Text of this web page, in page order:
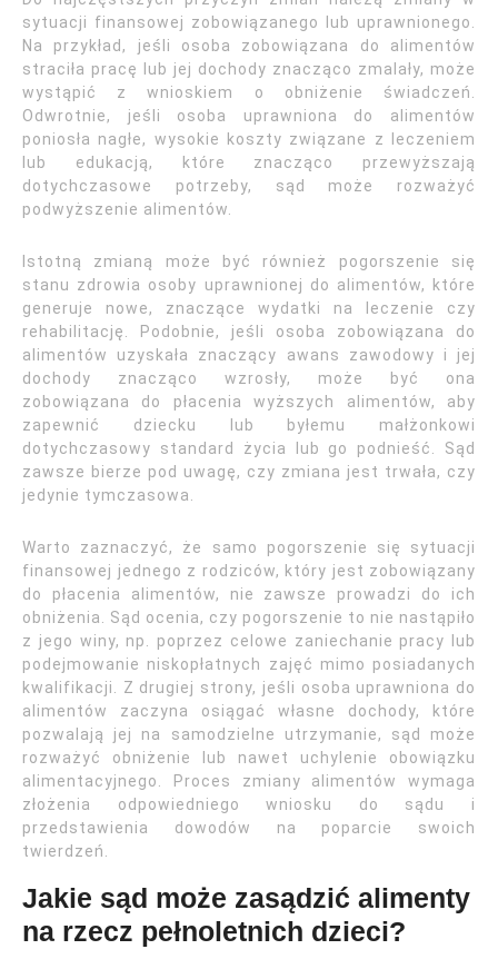
sytuacji finansowej zobowiązanego lub uprawnionego.
Na przykład, jeśli osoba zobowiązana do alimentów
straciła pracę lub jej dochody znacząco zmalały, może
wystąpić z wnioskiem o obniżenie świadczeń.
Odwrotnie, jeśli osoba uprawniona do alimentów
poniosła nagłe, wysokie koszty związane z leczeniem
lub edukacją, które znacząco przewyższają
dotychczasowe potrzeby, sąd może rozważyć
podwyższenie alimentów.
Istotną zmianą może być również pogorszenie się
stanu zdrowia osoby uprawnionej do alimentów, które
generuje nowe, znaczące wydatki na leczenie czy
rehabilitację. Podobnie, jeśli osoba zobowiązana do
alimentów uzyskała znaczący awans zawodowy i jej
dochody znacząco wzrosły, może być ona
zobowiązana do płacenia wyższych alimentów, aby
zapewnić dziecku lub byłemu małżonkowi
dotychczasowy standard życia lub go podnieść. Sąd
zawsze bierze pod uwagę, czy zmiana jest trwała, czy
jedynie tymczasowa.
Warto zaznaczyć, że samo pogorszenie się sytuacji
finansowej jednego z rodziców, który jest zobowiązany
do płacenia alimentów, nie zawsze prowadzi do ich
obniżenia. Sąd ocenia, czy pogorszenie to nie nastąpiło
z jego winy, np. poprzez celowe zaniechanie pracy lub
podejmowanie niskopłatnych zajęć mimo posiadanych
kwalifikacji. Z drugiej strony, jeśli osoba uprawniona do
alimentów zaczyna osiągać własne dochody, które
pozwalają jej na samodzielne utrzymanie, sąd może
rozważyć obniżenie lub nawet uchylenie obowiązku
alimentacyjnego. Proces zmiany alimentów wymaga
złożenia odpowiedniego wniosku do sądu i
przedstawienia dowodów na poparcie swoich
twierdzeń.
Jakie sąd może zasądzić alimenty
na rzecz pełnoletnich dzieci?